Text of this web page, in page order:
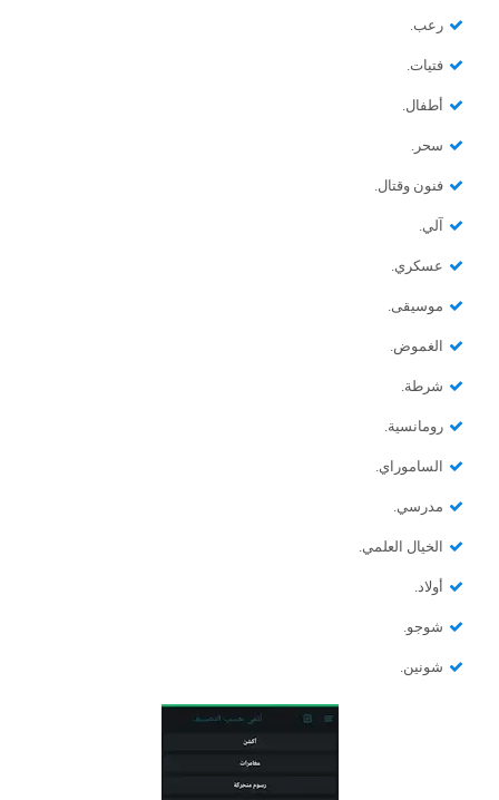
رعب.
فتيات.
أطفال.
سحر.
فنون وقتال.
آلي.
عسكري.
موسيقى.
الغموض.
شرطة.
رومانسية.
الساموراي.
مدرسي.
الخيال العلمي.
أولاد.
شوجو.
شونين.